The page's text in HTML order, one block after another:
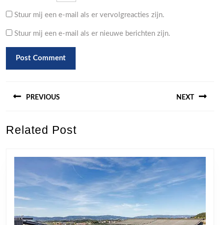
Stuur mij een e-mail als er vervolgreacties zijn.
Stuur mij een e-mail als er nieuwe berichten zijn.
PREVIOUS
post:
NEXT
Related Post